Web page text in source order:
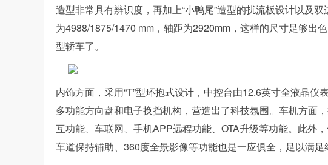
造型非常具有辨识度，再加上“小鸭尾”造型的扰流板设计以及
为4988/1875/1470 mm，轴距为2920mm，这样的尺寸足够出
型轿车了。
内饰方面，采用“T”型环抱式设计，中控台由12.6英寸全液晶
多功能方向盘和电子换挡机构，营造出了科技氛围。车机方面
互功能、车联网、手机APP远程功能、OTA升级等功能。此外
车道保持辅助、360度全景影像等功能也是一应俱全，足以满足